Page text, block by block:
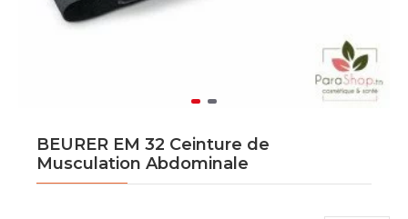
BEURER EM 32 Ceinture de
Musculation Abdominale